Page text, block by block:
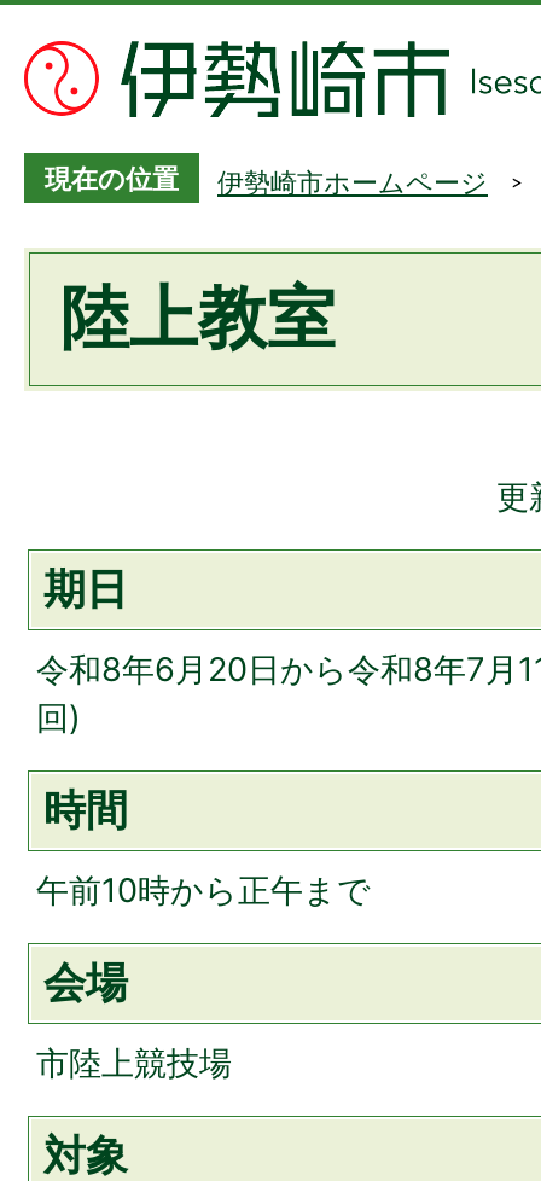
現在の位置 伊勢崎市ホームページ
陸上教室
更
期日
令和8年6月20日から令和8年7月
回)
時間
午前10時から正午まで
会場
市陸上競技場
対象